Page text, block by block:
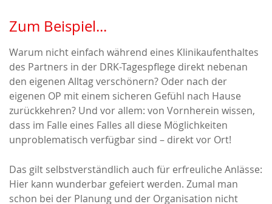
Zum Beispiel...
Warum nicht einfach während eines Klinikaufenthaltes
des Partners in der DRK-Tagespflege direkt nebenan
den eigenen Alltag verschönern? Oder nach der
eigenen OP mit einem sicheren Gefühl nach Hause
zurückkehren? Und vor allem: von Vornherein wissen,
dass im Falle eines Falles all diese Möglichkeiten
unproblematisch verfügbar sind – direkt vor Ort!
Das gilt selbstverständlich auch für erfreuliche Anlässe:
Hier kann wunderbar gefeiert werden. Zumal man
schon bei der Planung und der Organisation nicht